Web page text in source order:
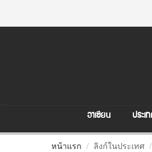
อาเซียน ประเ
หน้าแรก ลิงก์ในประเทศ